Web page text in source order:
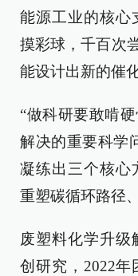
能源工业的核心
摸彩球，千百次
能设计出新的催化
“做科研要敢啃
解决的重要科学
凝练出三个核
重塑碳循环路径
废塑料化学升级
创研究，2022